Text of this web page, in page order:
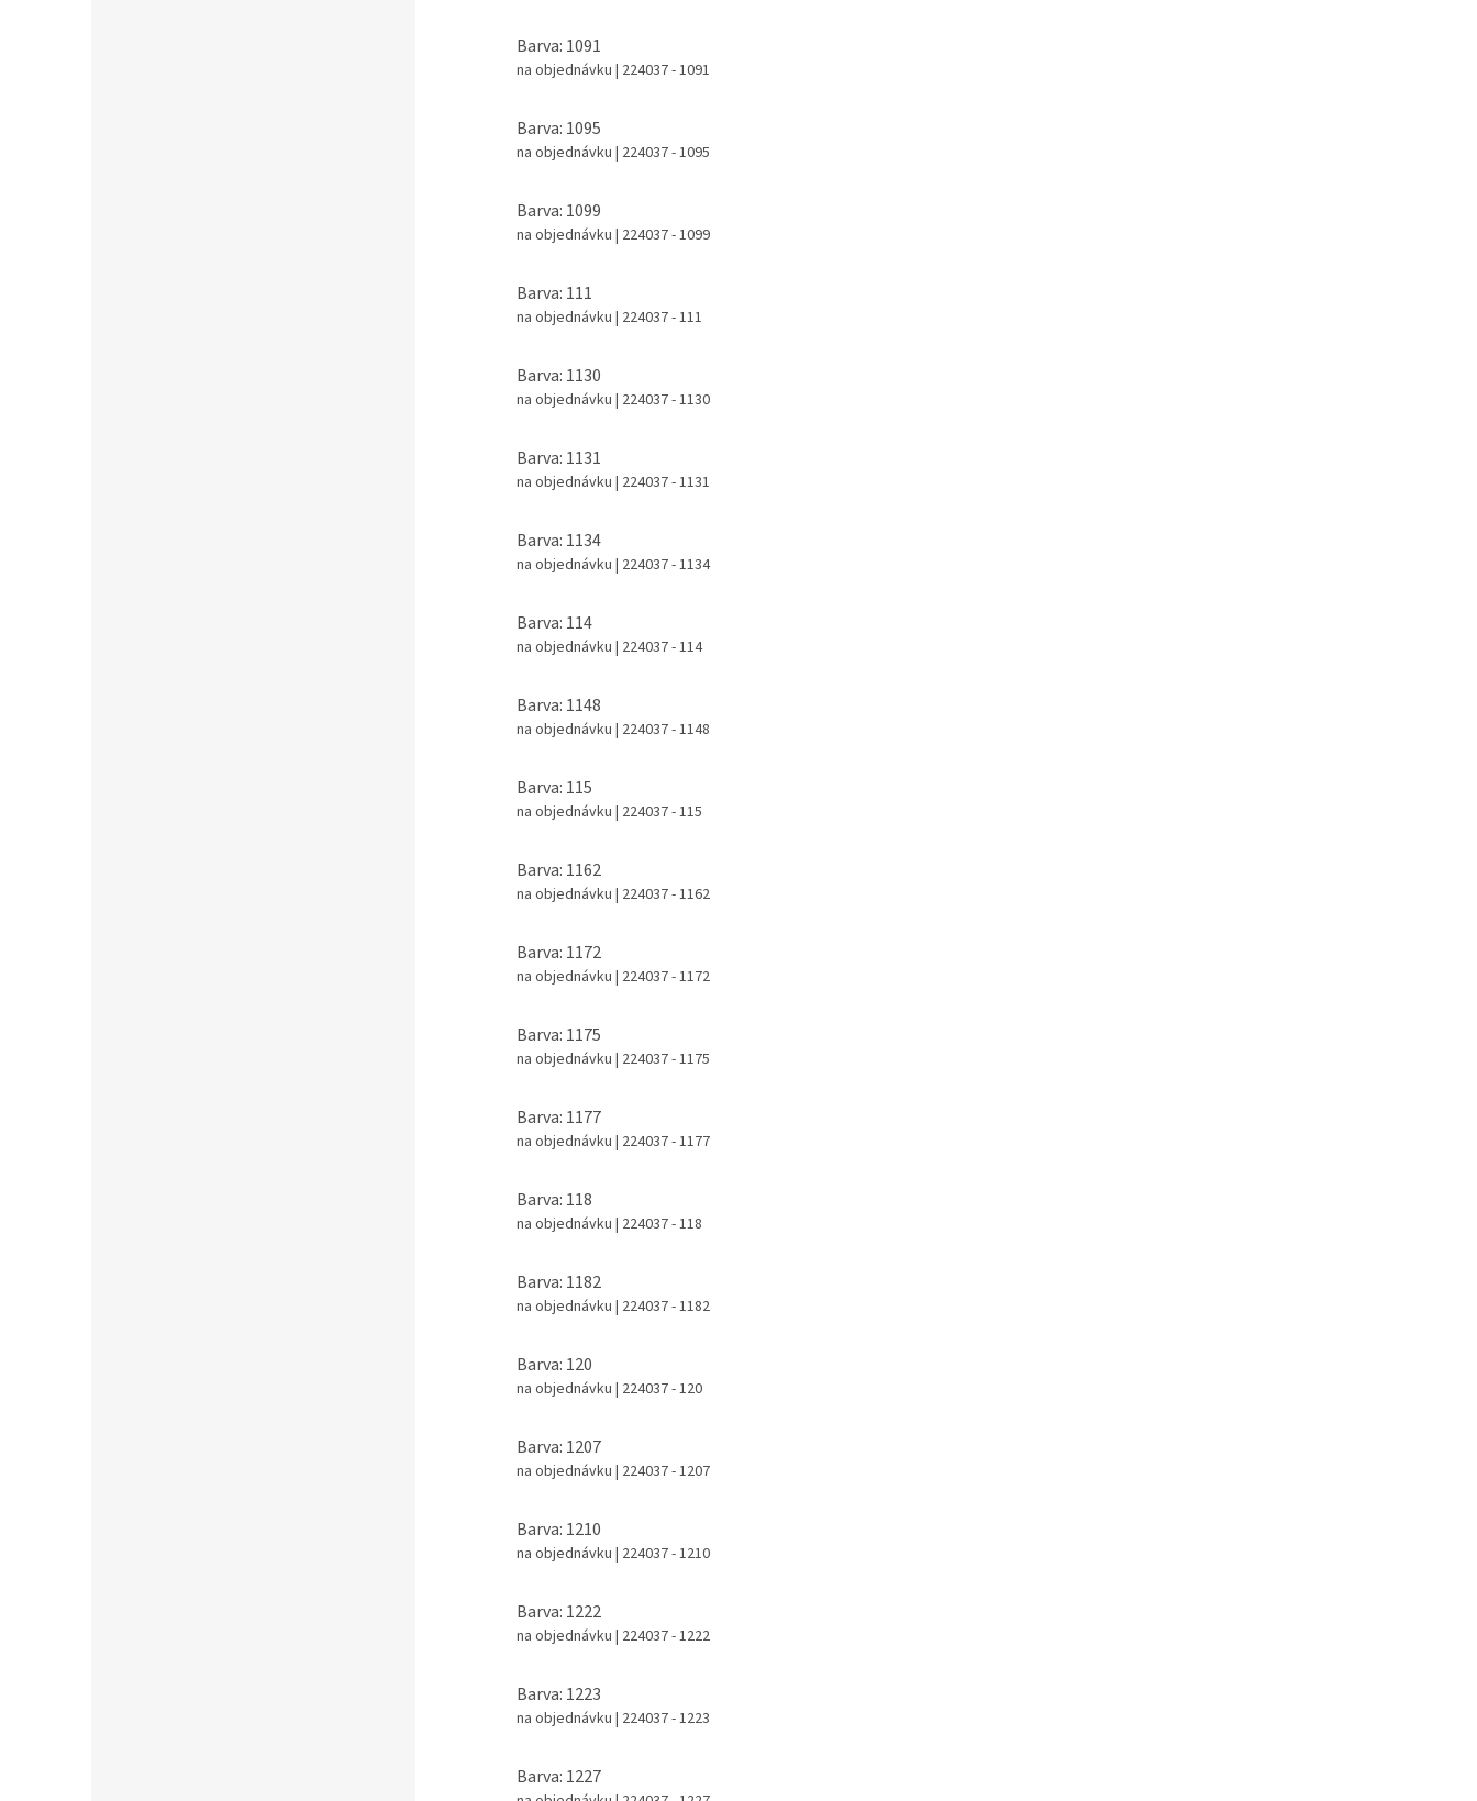
Barva: 1091
na objednávku | 224037 - 1091
Barva: 1095
na objednávku | 224037 - 1095
Barva: 1099
na objednávku | 224037 - 1099
Barva: 111
na objednávku | 224037 - 111
Barva: 1130
na objednávku | 224037 - 1130
Barva: 1131
na objednávku | 224037 - 1131
Barva: 1134
na objednávku | 224037 - 1134
Barva: 114
na objednávku | 224037 - 114
Barva: 1148
na objednávku | 224037 - 1148
Barva: 115
na objednávku | 224037 - 115
Barva: 1162
na objednávku | 224037 - 1162
Barva: 1172
na objednávku | 224037 - 1172
Barva: 1175
na objednávku | 224037 - 1175
Barva: 1177
na objednávku | 224037 - 1177
Barva: 118
na objednávku | 224037 - 118
Barva: 1182
na objednávku | 224037 - 1182
Barva: 120
na objednávku | 224037 - 120
Barva: 1207
na objednávku | 224037 - 1207
Barva: 1210
na objednávku | 224037 - 1210
Barva: 1222
na objednávku | 224037 - 1222
Barva: 1223
na objednávku | 224037 - 1223
Barva: 1227